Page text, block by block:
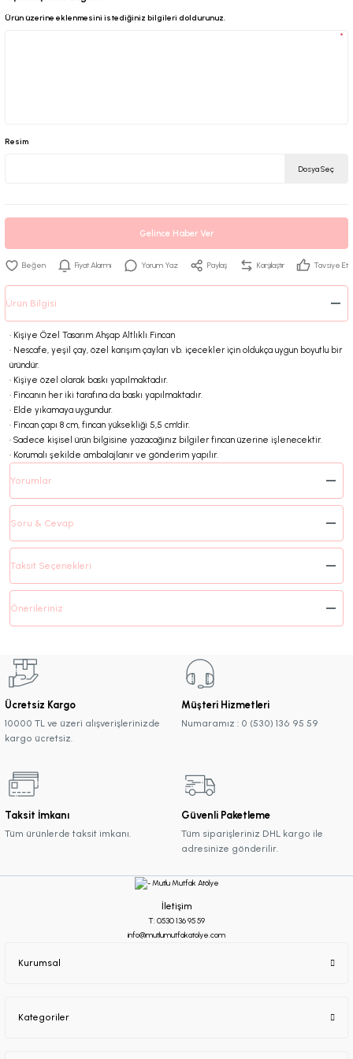
Ürün üzerine eklenmesini istediğiniz bilgileri doldurunuz.
*
Resim
Dosya Seç
Gelince Haber Ver
Fiyat Alarmı Yorum Yaz Paylaş Karşılaştır Tavsiye Et
Ürün Bilgisi
• Kişiye Özel Tasarım Ahşap Altlıklı Fincan
• Nescafe, yeşil çay, özel karışım çayları vb. içecekler için oldukça uygun boyutlu bir
üründür.
• Kişiye özel olarak baskı yapılmaktadır.
• Fincanın her iki tarafına da baskı yapılmaktadır.
• Elde yıkamaya uygundur.
• Fincan çapı 8 cm, fincan yüksekliği 5,5 cm'dir.
• Sadece kişisel ürün bilgisine yazacağınız bilgiler fincan üzerine işlenecektir.
• Korumalı şekilde ambalajlanır ve gönderim yapılır.
Yorumlar
Soru & Cevap
Taksit Seçenekleri
Önerileriniz
Ücretsiz Kargo
10000 TL ve üzeri alışverişlerinizde
kargo ücretsiz.
Müşteri Hizmetleri
Numaramız : 0 (530) 136 95 59
Taksit İmkanı
Tüm ürünlerde taksit imkanı.
Güvenli Paketleme
Tüm siparişleriniz DHL kargo ile
adresinize gönderilir.
İletişim
T: 0530 136 95 59
info@mutlumutfakatolye.com
Kurumsal
Kategoriler